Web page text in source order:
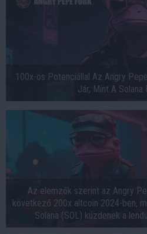
100x-os Potenciállal Az Angry
Jár, Mint A Solana
Az elemzők szerint az Angry
következő 200x altcoin 2024-ben,
Solana (SOL) küzdenek a